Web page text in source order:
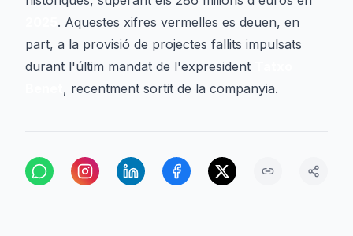
. Aquestes xifres vermelles es deuen, en
part, a la provisió de projectes fallits impulsats
durant l'últim mandat de l'expresident
, recentment sortit de la companyia.